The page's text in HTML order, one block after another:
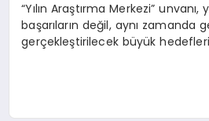
“Yılın Araştırma Merkezi”
başarıların değil, aynı zamanda
gerçekleştirilecek büyük